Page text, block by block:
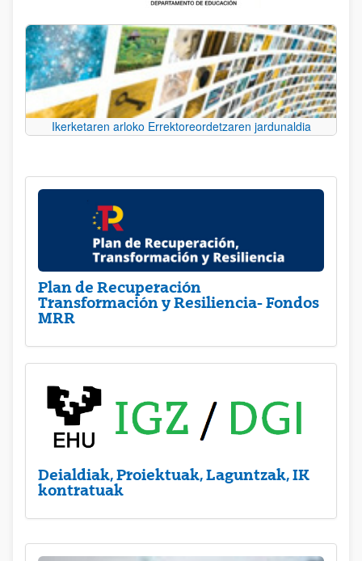
Ikerketaren arloko Errektoreordetzaren jardunaldia
Plan de Recuperación
Transformación y Resiliencia- Fondos
MRR
Deialdiak, Proiektuak, Laguntzak, IK
kontratuak